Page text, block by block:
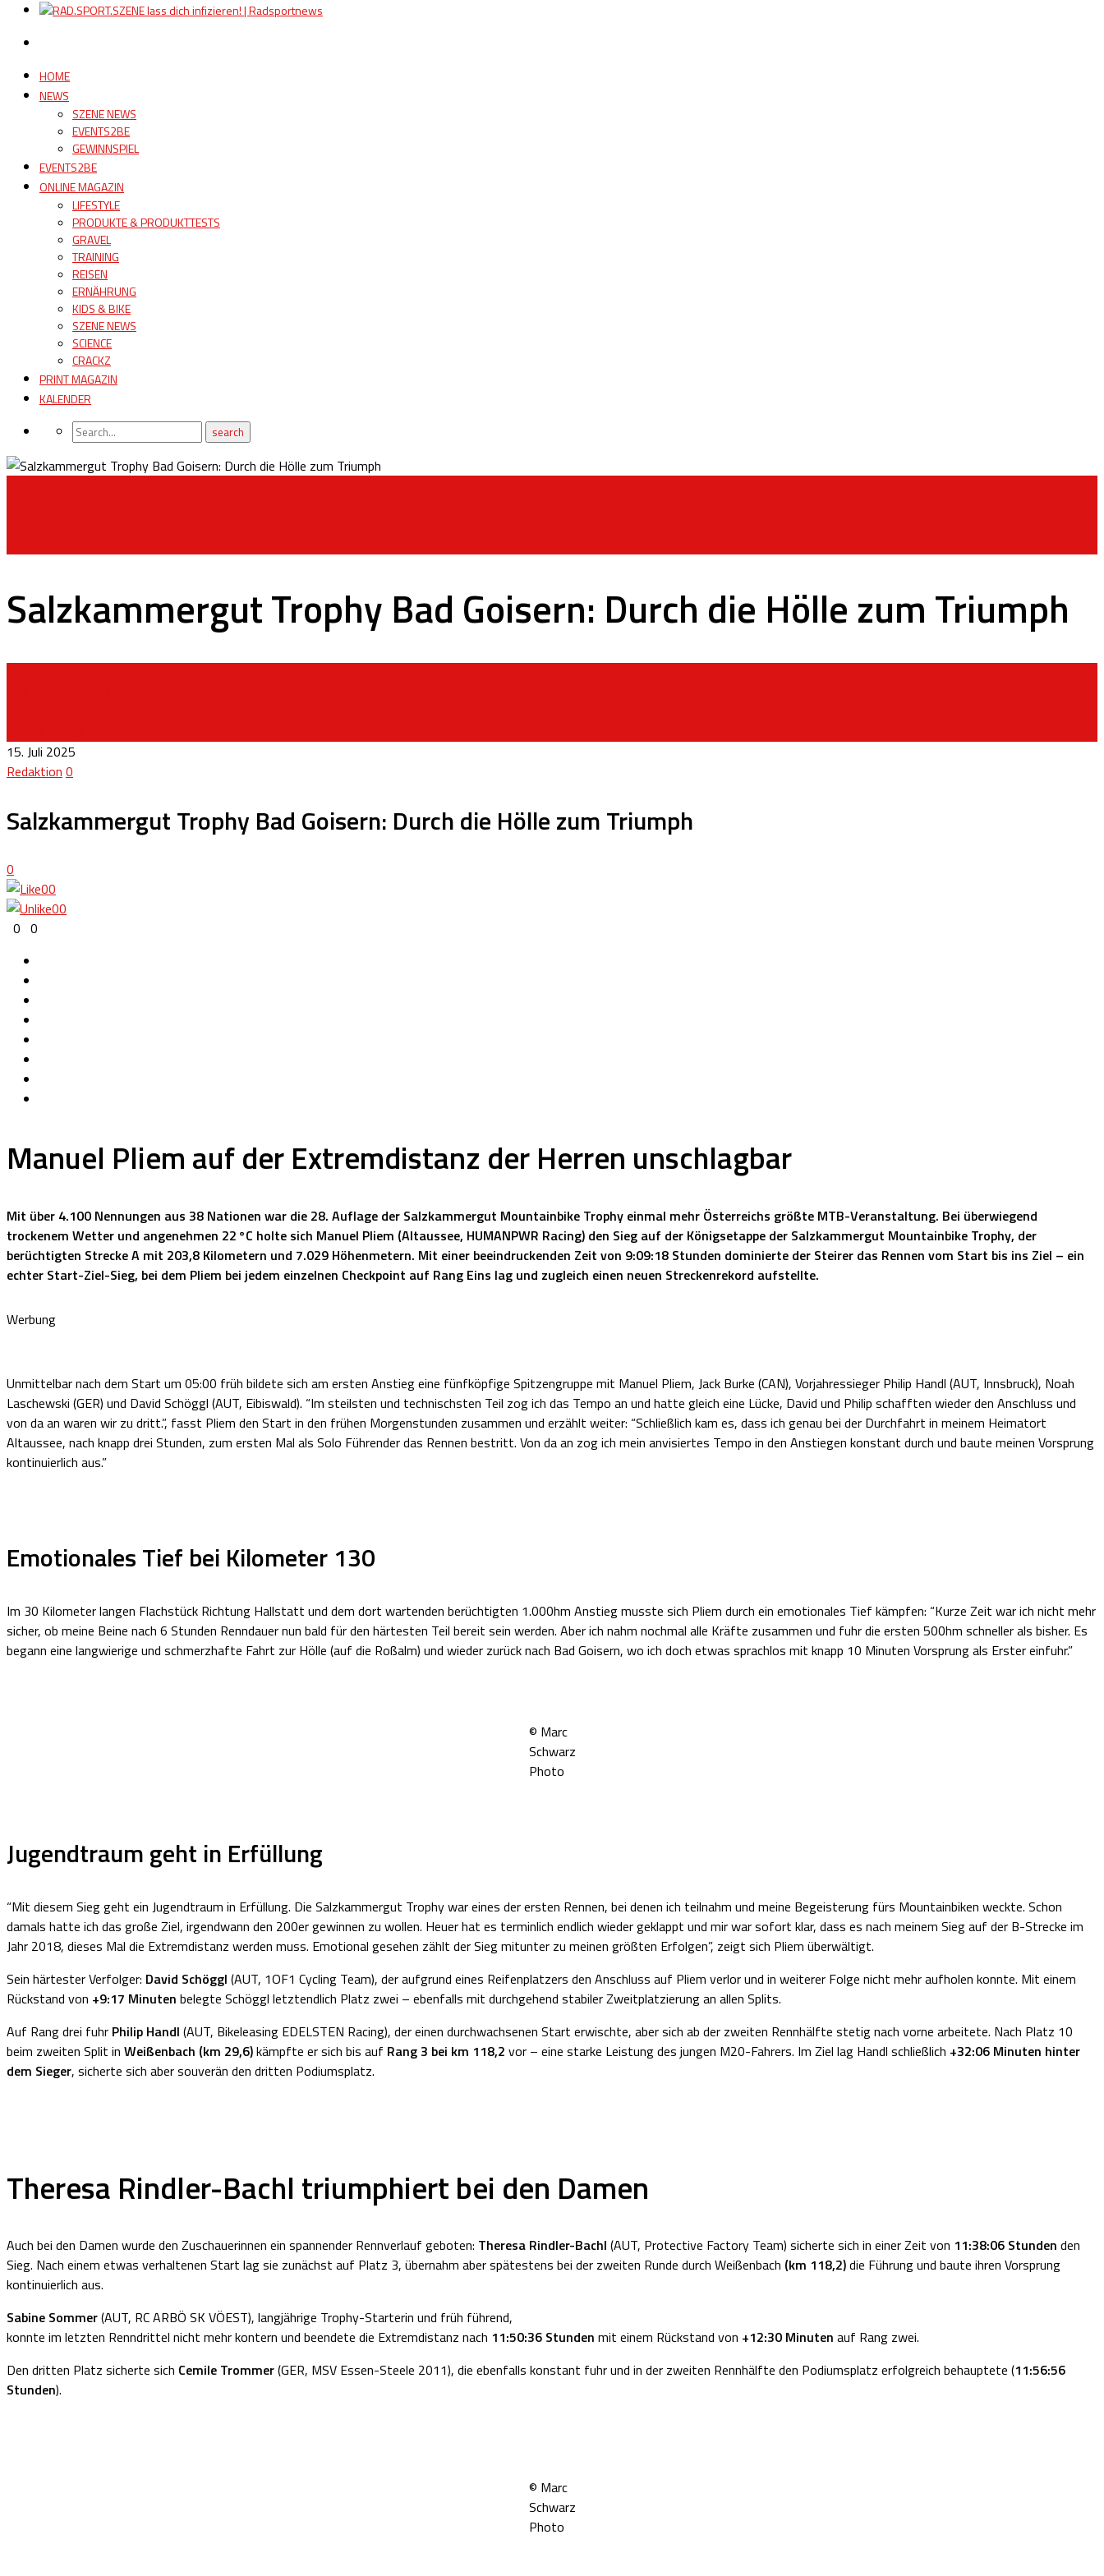
HOME
NEWS
SZENE NEWS
EVENTS2BE
GEWINNSPIEL
EVENTS2BE
ONLINE MAGAZIN
LIFESTYLE
PRODUKTE & PRODUKTTESTS
GRAVEL
TRAINING
REISEN
ERNÄHRUNG
KIDS & BIKE
SZENE NEWS
SCIENCE
CRACKZ
PRINT MAGAZIN
KALENDER
Salzkammergut Trophy Bad Goisern: Durch die Hölle zum Triumph
15. Juli 2025
Redaktion 0
Salzkammergut Trophy Bad Goisern: Durch die Hölle zum Triumph
0
00
00
0 0
Manuel Pliem auf der Extremdistanz der Herren unschlagbar
Mit über 4.100 Nennungen aus 38 Nationen war die 28. Auflage der Salzkammergut Mountainbike Trophy einmal mehr Österreichs größte MTB-Veranstaltung. Bei überwiegend
trockenem Wetter und angenehmen 22 °C holte sich Manuel Pliem (Altaussee, HUMANPWR Racing) den Sieg auf der Königsetappe der Salzkammergut Mountainbike Trophy, der
berüchtigten Strecke A mit 203,8 Kilometern und 7.029 Höhenmetern. Mit einer beeindruckenden Zeit von 9:09:18 Stunden dominierte der Steirer das Rennen vom Start bis ins Ziel – ein
echter Start-Ziel-Sieg, bei dem Pliem bei jedem einzelnen Checkpoint auf Rang Eins lag und zugleich einen neuen Streckenrekord aufstellte.
Werbung
Unmittelbar nach dem Start um 05:00 früh bildete sich am ersten Anstieg eine fünfköpfige Spitzengruppe mit Manuel Pliem, Jack Burke (CAN), Vorjahressieger Philip Handl (AUT, Innsbruck), Noah
Laschewski (GER) und David Schöggl (AUT, Eibiswald). “Im steilsten und technischsten Teil zog ich das Tempo an und hatte gleich eine Lücke, David und Philip schafften wieder den Anschluss und
von da an waren wir zu dritt.”, fasst Pliem den Start in den frühen Morgenstunden zusammen und erzählt weiter: “Schließlich kam es, dass ich genau bei der Durchfahrt in meinem Heimatort
Altaussee, nach knapp drei Stunden, zum ersten Mal als Solo Führender das Rennen bestritt. Von da an zog ich mein anvisiertes Tempo in den Anstiegen konstant durch und baute meinen Vorsprung
kontinuierlich aus.”
Emotionales Tief bei Kilometer 130
Im 30 Kilometer langen Flachstück Richtung Hallstatt und dem dort wartenden berüchtigten 1.000hm Anstieg musste sich Pliem durch ein emotionales Tief kämpfen: “Kurze Zeit war ich nicht mehr
sicher, ob meine Beine nach 6 Stunden Renndauer nun bald für den härtesten Teil bereit sein werden. Aber ich nahm nochmal alle Kräfte zusammen und fuhr die ersten 500hm schneller als bisher. Es
begann eine langwierige und schmerzhafte Fahrt zur Hölle (auf die Roßalm) und wieder zurück nach Bad Goisern, wo ich doch etwas sprachlos mit knapp 10 Minuten Vorsprung als Erster einfuhr.”
© Marc
Schwarz
Photo
Jugendtraum geht in Erfüllung
“Mit diesem Sieg geht ein Jugendtraum in Erfüllung. Die Salzkammergut Trophy war eines der ersten Rennen, bei denen ich teilnahm und meine Begeisterung fürs Mountainbiken weckte. Schon
damals hatte ich das große Ziel, irgendwann den 200er gewinnen zu wollen. Heuer hat es terminlich endlich wieder geklappt und mir war sofort klar, dass es nach meinem Sieg auf der B-Strecke im
Jahr 2018, dieses Mal die Extremdistanz werden muss. Emotional gesehen zählt der Sieg mitunter zu meinen größten Erfolgen”, zeigt sich Pliem überwältigt.
Sein härtester Verfolger: David Schöggl (AUT, 1OF1 Cycling Team), der aufgrund eines Reifenplatzers den Anschluss auf Pliem verlor und in weiterer Folge nicht mehr aufholen konnte. Mit einem
Rückstand von +9:17 Minuten belegte Schöggl letztendlich Platz zwei – ebenfalls mit durchgehend stabiler Zweitplatzierung an allen Splits.
Auf Rang drei fuhr Philip Handl (AUT, Bikeleasing EDELSTEN Racing), der einen durchwachsenen Start erwischte, aber sich ab der zweiten Rennhälfte stetig nach vorne arbeitete. Nach Platz 10
beim zweiten Split in Weißenbach (km 29,6)kämpfte er sich bis auf Rang 3 bei km 118,2 vor – eine starke Leistung des jungen M20-Fahrers. Im Ziel lag Handl schließlich +32:06 Minuten hinter
dem Sieger, sicherte sich aber souverän den dritten Podiumsplatz.
Theresa Rindler-Bachl triumphiert bei den Damen
Auch bei den Damen wurde den Zuschauerinnen ein spannender Rennverlauf geboten: Theresa Rindler-Bachl (AUT, Protective Factory Team) sicherte sich in einer Zeit von 11:38:06 Stunden den
Sieg. Nach einem etwas verhaltenen Start lag sie zunächst auf Platz 3, übernahm aber spätestens bei der zweiten Runde durch Weißenbach (km 118,2)die Führung und baute ihren Vorsprung
kontinuierlich aus.
Sabine Sommer(AUT, RC ARBÖ SK VÖEST), langjährige Trophy-Starterin und früh führend,
konnte im letzten Renndrittel nicht mehr kontern und beendete die Extremdistanz nach 11:50:36 Stunden mit einem Rückstand von +12:30 Minuten auf Rang zwei.
Den dritten Platz sicherte sich Cemile Trommer(GER, MSV Essen-Steele 2011), die ebenfalls konstant fuhr und in der zweiten Rennhälfte den Podiumsplatz erfolgreich behauptete (11:56:56
Stunden).
© Marc
Schwarz
Photo